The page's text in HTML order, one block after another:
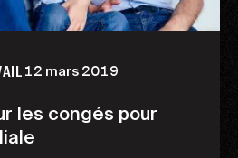
12 mars 2019
les congés pour